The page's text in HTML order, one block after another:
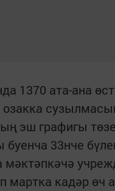
1370 ата-ана
эш графигы
33нче
кадәр өч